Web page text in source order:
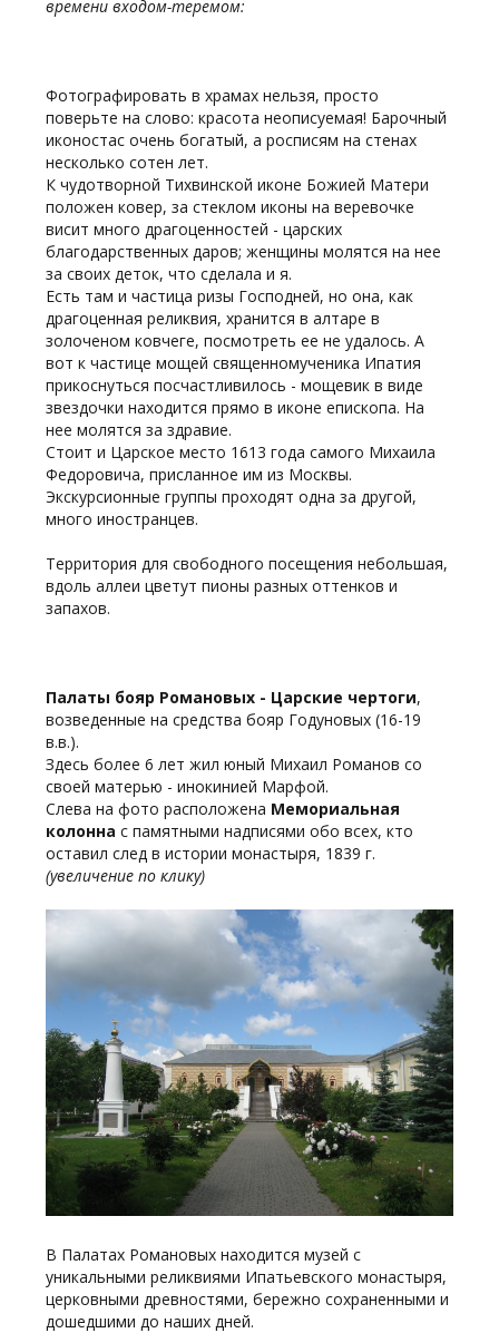
времени входом-теремом:
Фотографировать в храмах нельзя, просто
поверьте на слово: красота неописуемая! Барочный
иконостас очень богатый, а росписям на стенах
несколько сотен лет.
К чудотворной Тихвинской иконе Божией Матери
положен ковер, за стеклом иконы на веревочке
висит много драгоценностей - царских
благодарственных даров; женщины молятся на нее
за своих деток, что сделала и я.
Есть там и частица ризы Господней, но она, как
драгоценная реликвия, хранится в алтаре в
золоченом ковчеге, посмотреть ее не удалось. А
вот к частице мощей священномученика Ипатия
прикоснуться посчастливилось - мощевик в виде
звездочки находится прямо в иконе епископа. На
нее молятся за здравие.
Стоит и Царское место 1613 года самого Михаила
Федоровича, присланное им из Москвы.
Экскурсионные группы проходят одна за другой,
много иностранцев.
Территория для свободного посещения небольшая,
вдоль аллеи цветут пионы разных оттенков и
запахов.
Палаты бояр Романовых - Царские чертоги,
возведенные на средства бояр Годуновых (16-19
в.в.).
Здесь более 6 лет жил юный Михаил Романов со
своей матерью - инокинией Марфой.
Слева на фото расположена Мемориальная
колонна с памятными надписями обо всех, кто
оставил след в истории монастыря, 1839 г.
(увеличение по клику)
В Палатах Романовых находится музей с
уникальными реликвиями Ипатьевского монастыря,
церковными древностями, бережно сохраненными и
дошедшими до наших дней.